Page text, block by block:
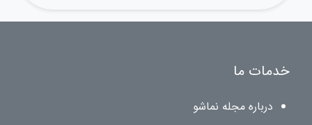
خدمات ما
درباره مجله نماشو